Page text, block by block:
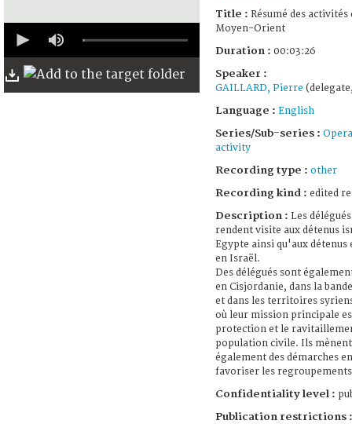
seconds
minutes,
26
Title : Résumé des activités
Moyen-Orient
Duration : 00:03:26
Speaker :
GAILLARD, Pierre
Language : English
Series/Sub-series :
activity
Recording type : other
Recording kind : edited
Description : Les
rendent visite aux détenus
Egypte ainsi qu'aux détenus
en Israël.
Des délégués sont
en Cisjordanie, dans la
et dans les territoires
où leur mission principale
protection et le
population civile. Ils mènent
également des démarches
favoriser les
Confidentiality level :
Publication restrictions :